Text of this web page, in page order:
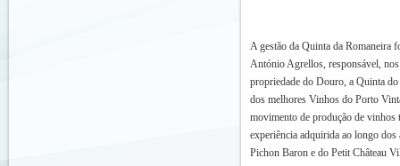
A gestão da Quinta da Romaneira
António Agrellos, responsável,
propriedade do Douro, a Quinta
dos melhores Vinhos do Porto
movimento de produção de
experiência adquirida ao longo
Pichon Baron e do Petit Château